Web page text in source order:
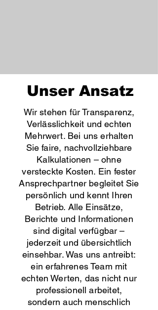
Unser Ansatz
Wir stehen für Transparenz,
Verlässlichkeit und echten
Mehrwert. Bei uns erhalten
Sie faire, nachvollziehbare
Kalkulationen – ohne
versteckte Kosten. Ein fester
Ansprechpartner begleitet Sie
persönlich und kennt Ihren
Betrieb. Alle Einsätze,
Berichte und Informationen
sind digital verfügbar –
jederzeit und übersichtlich
einsehbar. Was uns antreibt:
ein erfahrenes Team mit
echten Werten, das nicht nur
professionell arbeitet,
sondern auch menschlich